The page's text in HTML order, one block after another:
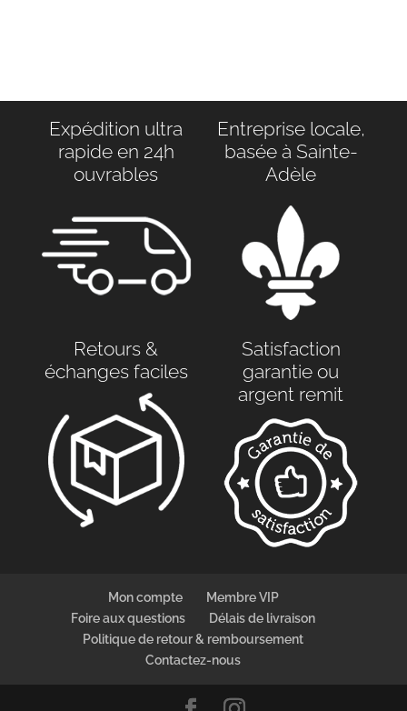
Expédition ultra
rapide en 24h
ouvrables
Entreprise locale,
basée à Sainte-
Adèle
Retours &
échanges faciles
Satisfaction
garantie ou
argent remit
Mon compte
Membre VIP
Foire aux questions
Délais de livraison
Politique de retour & remboursement
Contactez-nous